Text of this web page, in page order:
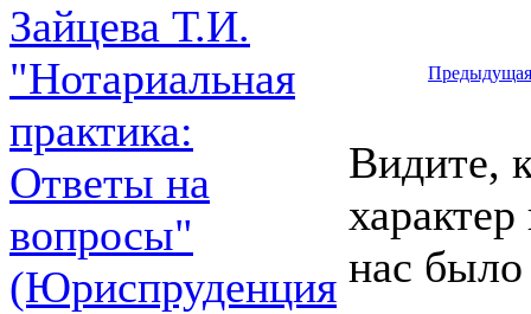
Зайцева Т.И.
"Нотариальная
практика:
Ответы на
вопросы"
(Юриспруденция
Предыдущая
Видите,
нас было